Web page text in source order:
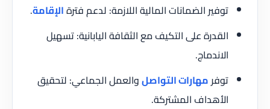
توفير الضمانات المالية اللازمة: لدعم فترةالإقامة.
القدرة على التكيف مع الثقافة اليابانية: تسهيل
الاندماج.
توفر مهارات التواصلوالعمل الجماعي: لتحقيق
الأهداف المشتركة.